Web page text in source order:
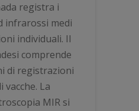
registra i
infrarossi medi
individuali. Il
comprende
di registrazioni
vacche. La
MIR si